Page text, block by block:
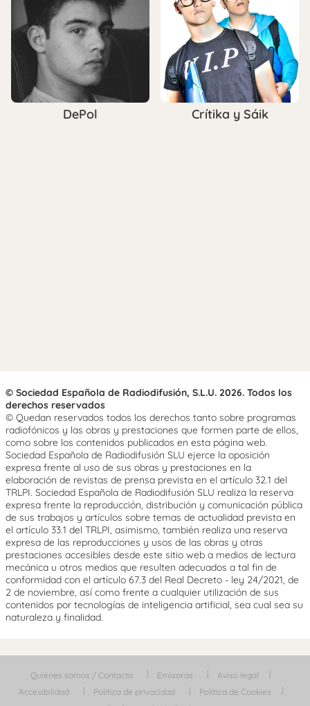
DePol Crítika y Sáik
© Sociedad Española de Radiodifusión, S.L.U. 2026. Todos los
derechos reservados
© Quedan reservados todos los derechos tanto sobre programas
radiofónicos y las obras y prestaciones que formen parte de ellos,
como sobre los contenidos publicados en esta página web.
Sociedad Española de Radiodifusión SLU ejerce la oposición
expresa frente al uso de sus obras y prestaciones en la
elaboración de revistas de prensa prevista en el artículo 32.1 del
TRLPI. Sociedad Española de Radiodifusión SLU realiza la reserva
expresa frente la reproducción, distribución y comunicación pública
de sus trabajos y artículos sobre temas de actualidad prevista en
el artículo 33.1 del TRLPI, asimismo, también realiza una reserva
expresa de las reproducciones y usos de las obras y otras
prestaciones accesibles desde este sitio web a medios de lectura
mecánica u otros medios que resulten adecuados a tal fin de
conformidad con el artículo 67.3 del Real Decreto - ley 24/2021, de
2 de noviembre, así como frente a cualquier utilización de sus
contenidos por tecnologías de inteligencia artificial, sea cual sea su
naturaleza y finalidad.
Quiénes somos / Contacta Emisoras
Aviso legal
Accesibilidad
Política de privacidad
Política de Cookies